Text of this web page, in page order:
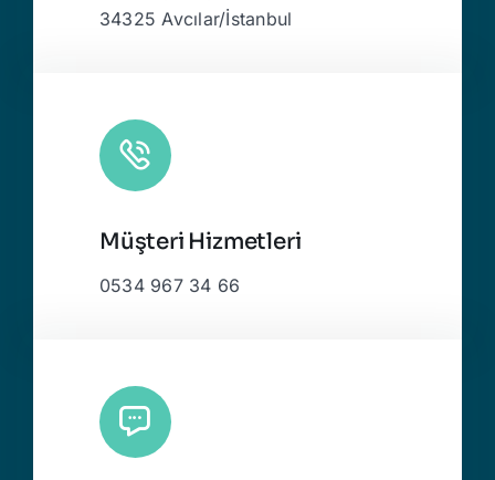
34325 Avcılar/İstanbul
Müşteri Hizmetleri
0534 967 34 66